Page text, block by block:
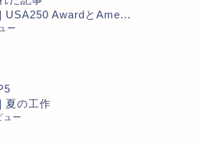
USA250 AwardとAme...
ー
夏の工作
ュー